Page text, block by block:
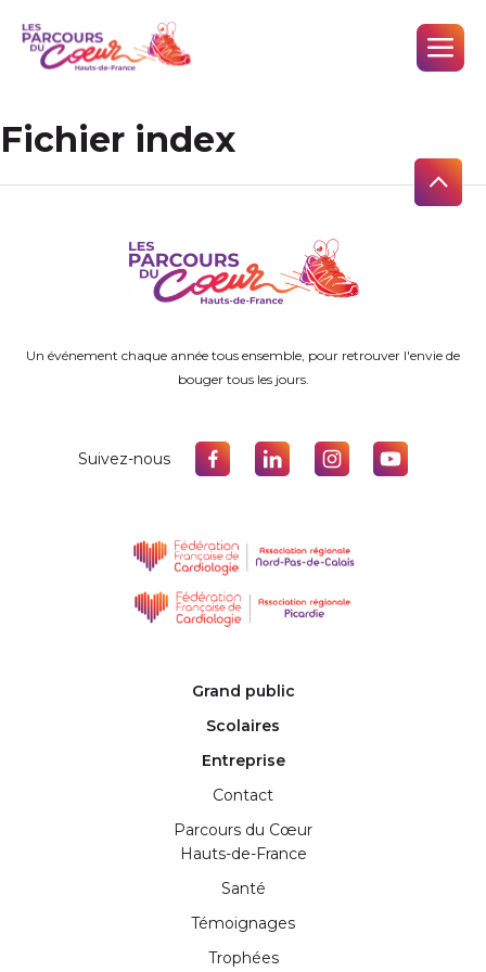
Fichier index
Un événement chaque année tous ensemble, pour retrouver l'envie de
bouger tous les jours.
Suivez-nous
Grand public
Scolaires
Entreprise
Contact
Parcours du Cœur
Hauts-de-France
Santé
Témoignages
Trophées